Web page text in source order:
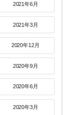
2021年6月
2021年3月
2020年12月
2020年9月
2020年6月
2020年3月